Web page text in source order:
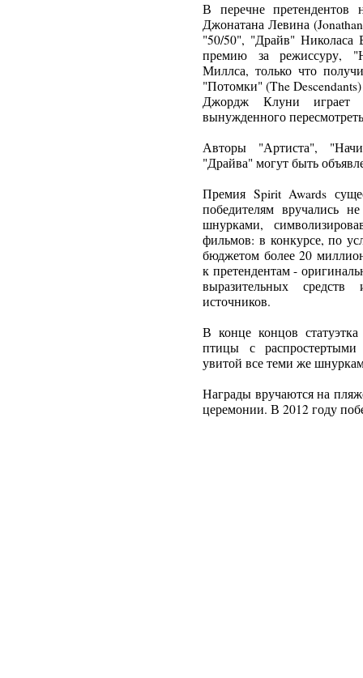
В перечне претендентов
Джонатана Левина
"50/50", "Драйв" Николаса
премию за режиссуру,
Миллса, только что
"Потомки" (The
Джордж Клуни играет
вынужденного
Авторы "Артиста",
"Драйва" могут быть
Премия Spirit Awards
победителям вручались
шнурками,
фильмов: в конкурсе, по
бюджетом более 20
к претендентам -
выразительных
источников.
В конце концов
птицы с
увитой все теми же
Награды вручаются на
церемонии. В 2012 году